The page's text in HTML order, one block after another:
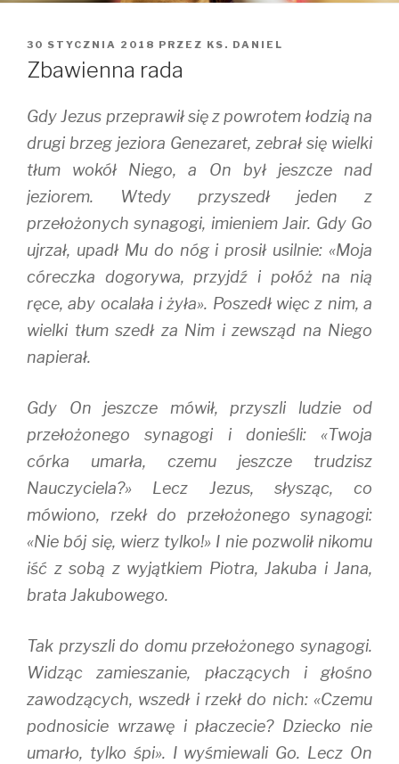
OPUBLIKOWANE
W
30 STYCZNIA 2018 PRZEZ KS. DANIEL
Zbawienna rada
Gdy Jezus przeprawił się z powrotem łodzią na
drugi brzeg jeziora Genezaret, zebrał się wielki
tłum wokół Niego, a On był jeszcze nad
jeziorem. Wtedy przyszedł jeden z
przełożonych synagogi, imieniem Jair. Gdy Go
ujrzał, upadł Mu do nóg i prosił usilnie: «Moja
córeczka dogorywa, przyjdź i połóż na nią
ręce, aby ocalała i żyła». Poszedł więc z nim, a
wielki tłum szedł za Nim i zewsząd na Niego
napierał.
Gdy On jeszcze mówił, przyszli ludzie od
przełożonego synagogi i donieśli: «Twoja
córka umarła, czemu jeszcze trudzisz
Nauczyciela?» Lecz Jezus, słysząc, co
mówiono, rzekł do przełożonego synagogi:
«Nie bój się, wierz tylko!» I nie pozwolił nikomu
iść z sobą z wyjątkiem Piotra, Jakuba i Jana,
brata Jakubowego.
Tak przyszli do domu przełożonego synagogi.
Widząc zamieszanie, płaczących i głośno
zawodzących, wszedł i rzekł do nich: «Czemu
podnosicie wrzawę i płaczecie? Dziecko nie
umarło, tylko śpi». I wyśmiewali Go. Lecz On